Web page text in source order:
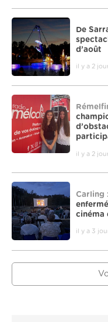
De
d’août
il y a 2
il y a 2
Carling :
cinéma
il y a 3